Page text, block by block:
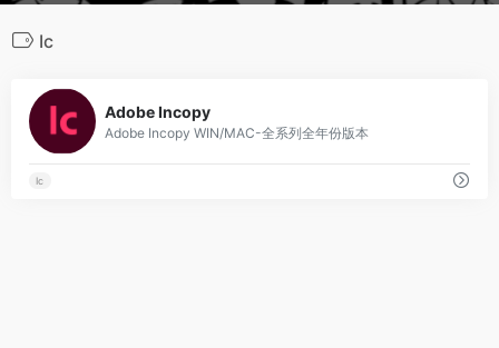
Ic
Adobe Incopy
Adobe Incopy WIN/MAC-全系列全年份版本
Ic